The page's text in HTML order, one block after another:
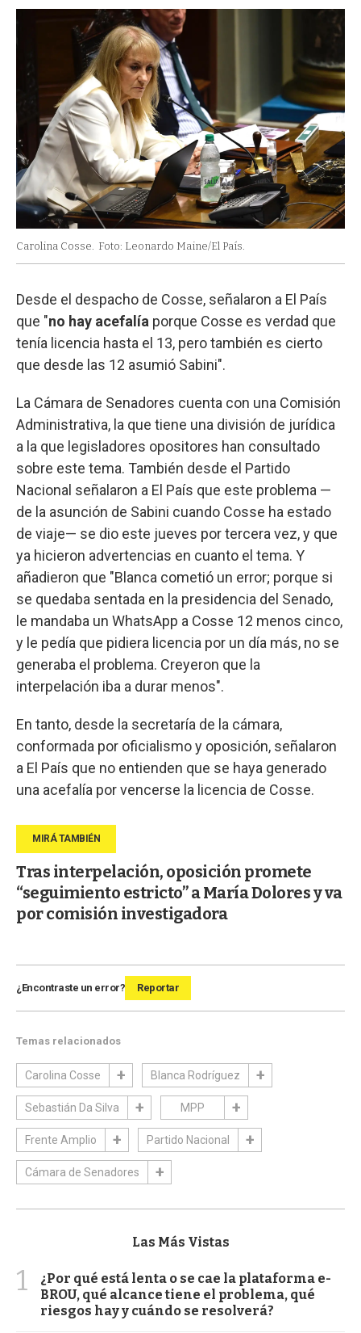
Carolina Cosse. Foto: Leonardo Maine/El País.
Desde el despacho de Cosse, señalaron a El País
que "no hay acefalía porque Cosse es verdad que
tenía licencia hasta el 13, pero también es cierto
que desde las 12 asumió Sabini".
La Cámara de Senadores cuenta con una Comisión
Administrativa, la que tiene una división de jurídica
a la que legisladores opositores han consultado
sobre este tema. También desde el Partido
Nacional señalaron a El País que este problema —
de la asunción de Sabini cuando Cosse ha estado
de viaje— se dio este jueves por tercera vez, y que
ya hicieron advertencias en cuanto el tema. Y
añadieron que "Blanca cometió un error; porque si
se quedaba sentada en la presidencia del Senado,
le mandaba un WhatsApp a Cosse 12 menos cinco,
y le pedía que pidiera licencia por un día más, no se
generaba el problema. Creyeron que la
interpelación iba a durar menos".
En tanto, desde la secretaría de la cámara,
conformada por oficialismo y oposición, señalaron
a El País que no entienden que se haya generado
una acefalía por vencerse la licencia de Cosse.
Tras interpelación, oposición promete
“seguimiento estricto” a María Dolores y va
por comisión investigadora
¿Encontraste un error? Reportar
Temas relacionados
Carolina Cosse Blanca Rodríguez
Sebastián Da Silva MPP
Frente Amplio Partido Nacional
Cámara de Senadores
Las Más Vistas
1
¿Por qué está lenta o se cae la plataforma e-
BROU, qué alcance tiene el problema, qué
riesgos hay y cuándo se resolverá?